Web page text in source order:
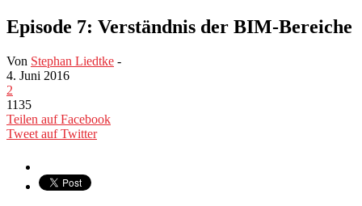
Episode 7: Verständnis der BIM-Bereiche
Von Stephan Liedtke -
4. Juni 2016
2
1135
Teilen auf Facebook
Tweet auf Twitter